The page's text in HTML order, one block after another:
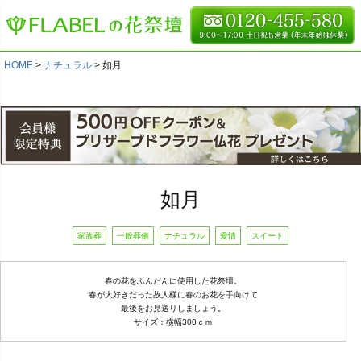
HOME ナチュラル 如月
如月
家族葬 一般葬儀 ナチュラル 愛情 スイート
春の花をふんだんに使用した花祭壇。
春が大好きだった故人様に春のお花を手向けて
最後をお見送りしましょう。
サイズ：横幅300ｃｍ